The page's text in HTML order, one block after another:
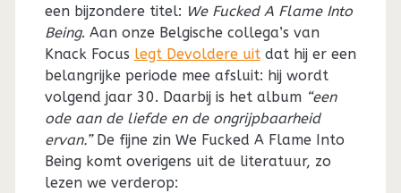
een bijzondere titel: We Fucked A Flame Into
Being. Aan onze Belgische collega’s van
Knack Focus legt Devoldere uitdat hij er een
belangrijke periode mee afsluit: hij wordt
volgend jaar 30. Daarbij is het album “een
ode aan de liefde en de ongrijpbaarheid
ervan.”De fijne zin We Fucked A Flame Into
Being komt overigens uit de literatuur, zo
lezen we verderop: